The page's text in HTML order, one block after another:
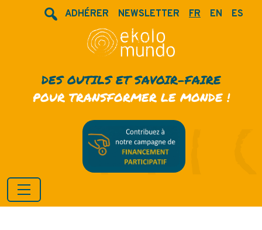
ADHÉRER NEWSLETTER FR EN ES
DES OUTILS ET SAVOIR-FAIRE
POUR TRANSFORMER LE MONDE !